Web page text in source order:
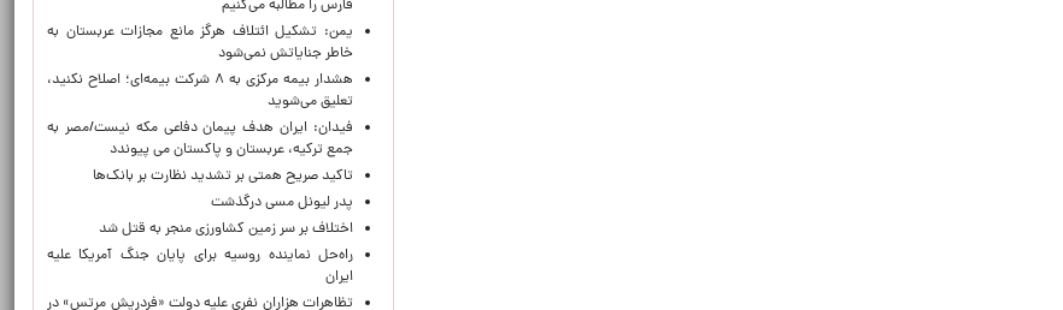
فارس را مطالبه‌ می‌کنیم
یمن: تشکیل ائتلاف هرگز مانع مجازات عربستان به
خاطر جنایاتش نمی‌شود
هشدار بیمه مرکزی به ۸ شرکت بیمه‌ای؛ اصلاح نکنید،
تعلیق می‌شوید
فیدان: ایران هدف پیمان دفاعی مکه نیست/مصر به
جمع ترکیه، عربستان و پاکستان می پیوندد
تاکید صریح همتی بر تشدید نظارت بر بانک‌ها
پدر لیونل مسی درگذشت
اختلاف بر سر زمین کشاورزی منجر به قتل شد
راه‌حل نماینده روسیه برای پایان جنگ آمریکا علیه
ایران
تظاهرات هزاران نفری علیه دولت «فردریش مرتس» در